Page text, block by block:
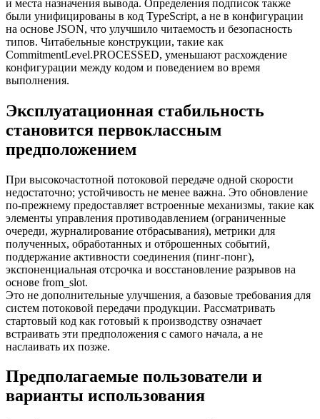
и места назначения вывода. Определения подписок также
были унифицированы в код TypeScript, а не в конфигурации
на основе JSON, что улучшило читаемость и безопасность
типов. Читабельные конструкции, такие как
CommitmentLevel.PROCESSED, уменьшают расхождение
конфигурации между кодом и поведением во время
выполнения.
Эксплуатационная стабильность
становится первоклассным
предположением
При высокочастотной потоковой передаче одной скорости
недостаточно; устойчивость не менее важна. Это обновление
по-прежнему предоставляет встроенные механизмы, такие как
элементы управления противодавлением (ограниченные
очереди, журналирование отбрасывания), метрики для
полученных, обработанных и отброшенных событий,
поддержание активности соединения (пинг-понг),
экспоненциальная отсрочка и восстановление разрывов на
основе from_slot.
Это не дополнительные улучшения, а базовые требования для
систем потоковой передачи продукции. Рассматривать
стартовый код как готовый к производству означает
встраивать эти предположения с самого начала, а не
наслаивать их позже.
Предполагаемые пользователи и
варианты использования